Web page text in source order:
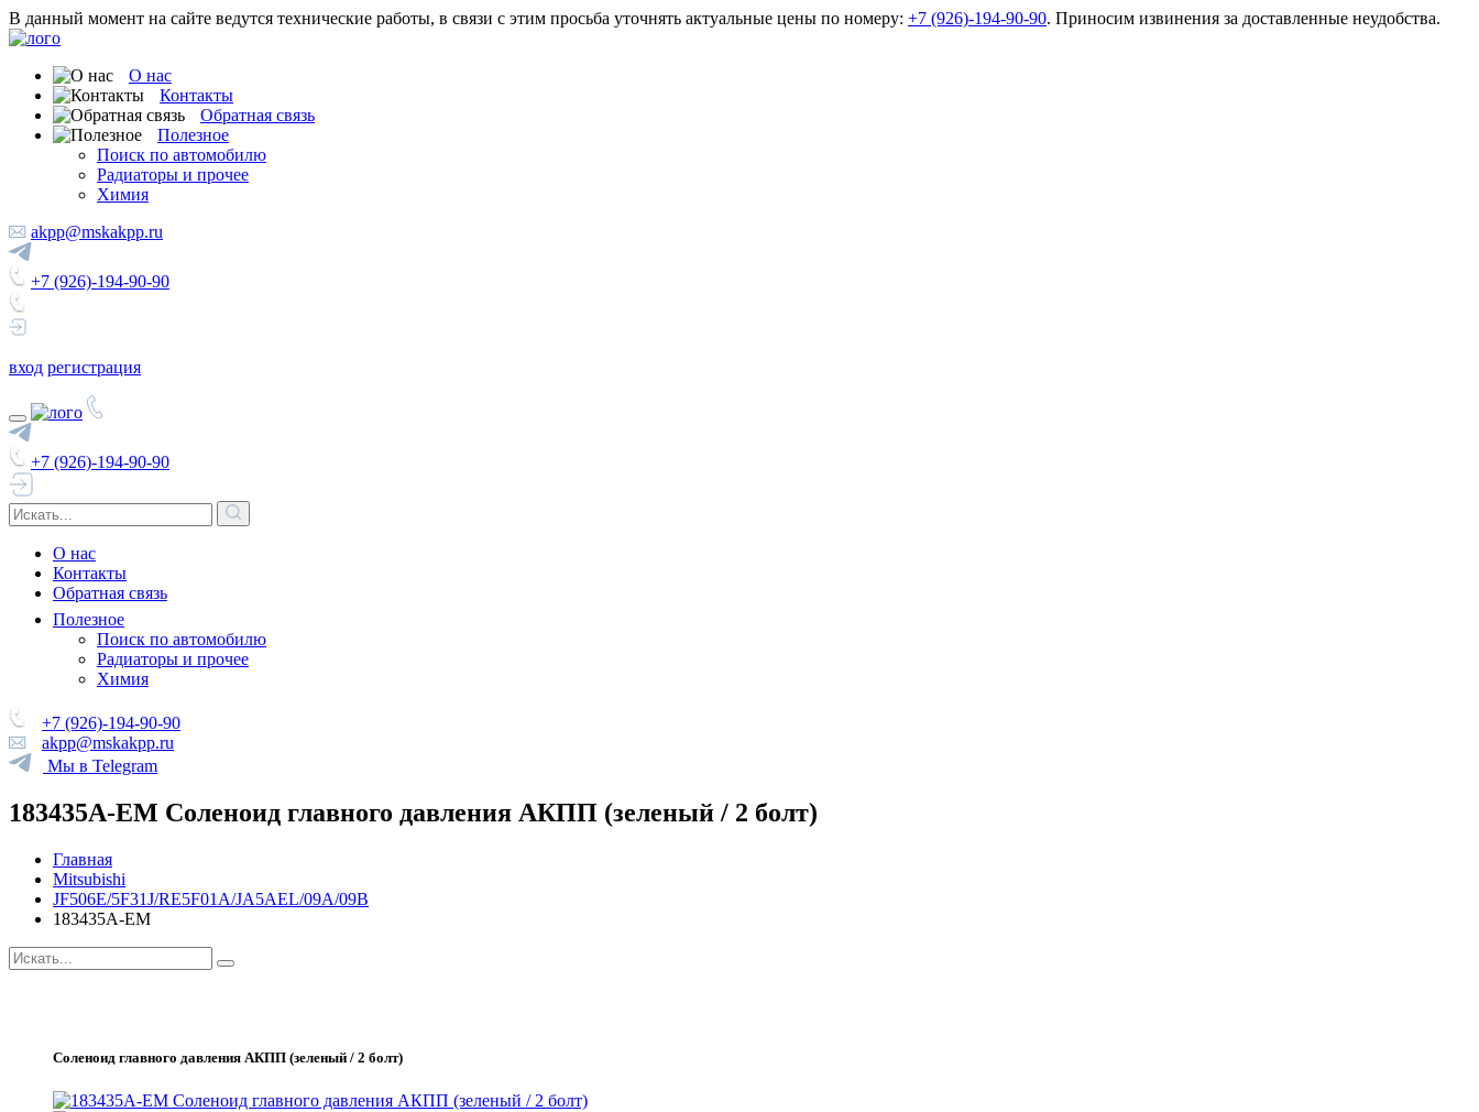
В данный момент на сайте ведутся технические работы, в связи с этим просьба уточнять актуальные цены по номеру: +7 (926)-194-90-90. Приносим извинения за доставленные неудобства.
О нас
Контакты
Обратная связь
Полезное
Поиск по автомобилю
Радиаторы и прочее
Химия
akpp@mskakpp.ru
+7 (926)-194-90-90
вход регистрация
+7 (926)-194-90-90
О нас
Контакты
Обратная связь
Полезное
Поиск по автомобилю
Радиаторы и прочее
Химия
+7 (926)-194-90-90
akpp@mskakpp.ru
Мы в Telegram
183435A-EM Соленоид главного давления АКПП (зеленый / 2 болт)
Главная
Mitsubishi
JF506E/5F31J/RE5F01A/JA5AEL/09A/09B
183435A-EM
Соленоид главного давления АКПП (зеленый / 2 болт)